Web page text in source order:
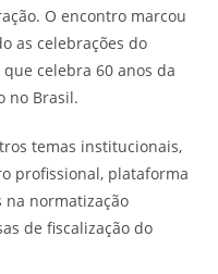
O encontro marcou
as celebrações do
celebra 60 anos da
no Brasil.
temas institucionais,
profissional, plataforma
na normatização
de fiscalização do